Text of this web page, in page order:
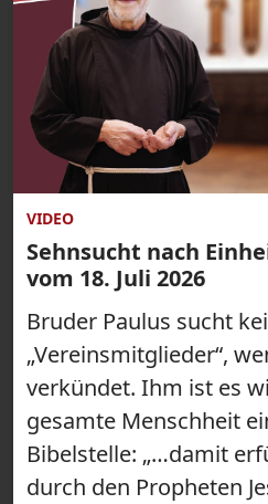
VIDEO
Sehnsucht nach
vom 18. Juli 2026
Bruder Paulus sucht
„Vereinsmitglieder“,
verkündet. Ihm ist es
gesamte Menschheit
Bibelstelle: „…damit
durch den Propheten